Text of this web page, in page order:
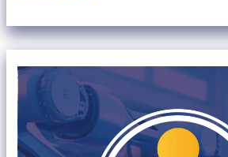
程
驗
系
統
建
置
戶
升
級
智
慧